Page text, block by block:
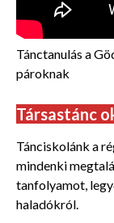
Tánctanulás a
pároknak
Társastánc
Tánciskolánk a
mindenki
tanfolyamot,
haladókról.